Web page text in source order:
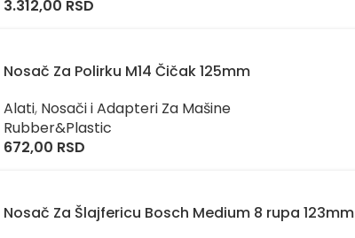
3.312,00 RSD
Nosač Za Polirku M14 Čičak 125mm
Alati, Nosači i Adapteri Za Mašine
Rubber&Plastic
672,00 RSD
Nosač Za Šlajfericu Bosch Medium 8 rupa 123mm